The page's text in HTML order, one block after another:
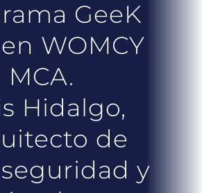
GeeK
WOMCY
MCA.
Hidalgo,
de
y